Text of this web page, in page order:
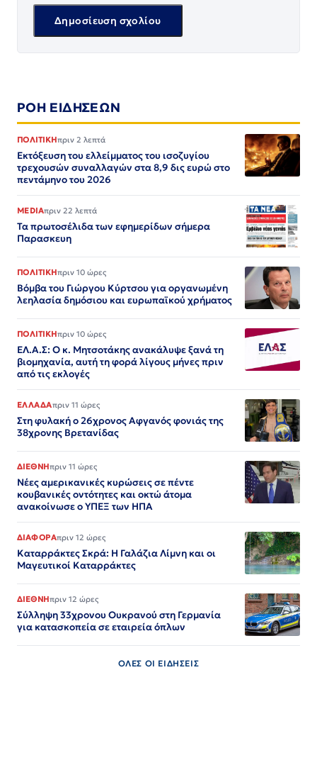
ΡΟΗ ΕΙΔΗΣΕΩΝ
ΠΟΛΙΤΙΚΗπριν 2 λεπτά
Εκτόξευση του ελλείμματος του ισοζυγίου
τρεχουσών συναλλαγών στα 8,9 δις ευρώ στο
πεντάμηνο του 2026
MEDIAπριν 22 λεπτά
Τα πρωτοσέλιδα των εφημερίδων σήμερα
Παρασκευη
ΠΟΛΙΤΙΚΗπριν 10 ώρες
Βόμβα του Γιώργου Κύρτσου για οργανωμένη
λεηλασία δημόσιου και ευρωπαϊκού χρήματος
ΠΟΛΙΤΙΚΗπριν 10 ώρες
ΕΛ.Α.Σ: Ο κ. Μητσοτάκης ανακάλυψε ξανά τη
βιομηχανία, αυτή τη φορά λίγους μήνες πριν
από τις εκλογές
ΕΛΛΑΔΑπριν 11 ώρες
Στη φυλακή ο 26χρονος Αφγανός φονιάς της
38χρονης Βρετανίδας
ΔΙΕΘΝΗπριν 11 ώρες
Νέες αμερικανικές κυρώσεις σε πέντε
κουβανικές οντότητες και οκτώ άτομα
ανακοίνωσε ο ΥΠΕΞ των ΗΠΑ
ΔΙΑΦΟΡΑπριν 12 ώρες
Καταρράκτες Σκρά: Η Γαλάζια Λίμνη και οι
Μαγευτικοί Καταρράκτες
ΔΙΕΘΝΗπριν 12 ώρες
Σύλληψη 33χρονου Ουκρανού στη Γερμανία
για κατασκοπεία σε εταιρεία όπλων
ΟΛΕΣ ΟΙ ΕΙΔΗΣΕΙΣ